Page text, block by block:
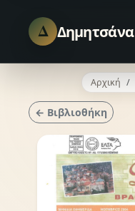
Δ Δημητσάνα
Αρχική
← Βιβλιοθήκη